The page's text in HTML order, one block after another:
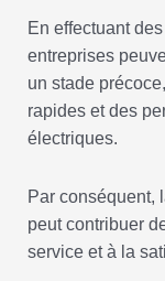
En effectuant
entreprises
un stade
rapides et des
électriques.
Par conséquent,
peut contribuer
service et à la